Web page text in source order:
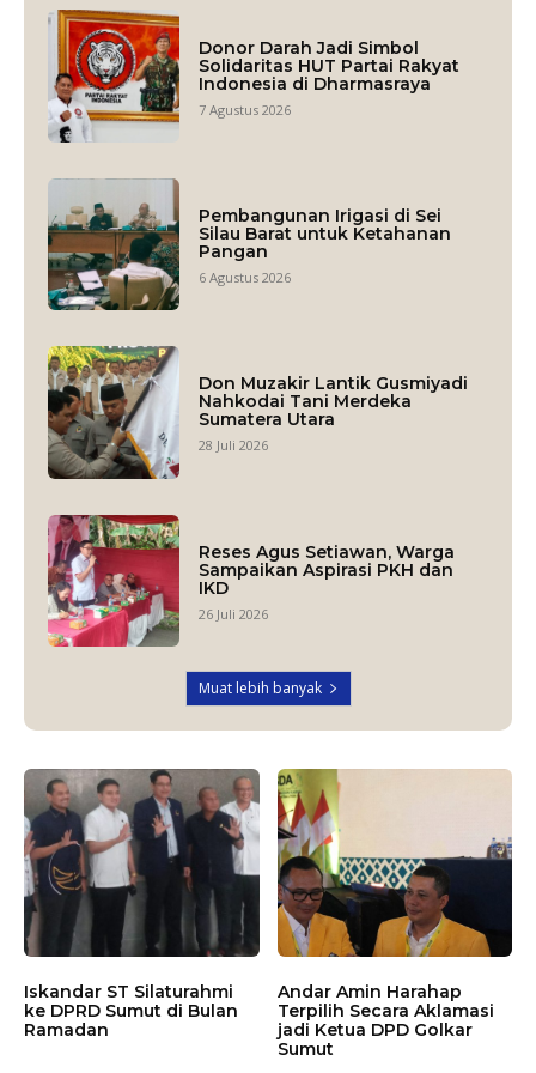
Donor Darah Jadi Simbol
Solidaritas HUT Partai Rakyat
Indonesia di Dharmasraya
7 Agustus 2026
Pembangunan Irigasi di Sei
Silau Barat untuk Ketahanan
Pangan
6 Agustus 2026
Don Muzakir Lantik Gusmiyadi
Nahkodai Tani Merdeka
Sumatera Utara
28 Juli 2026
Reses Agus Setiawan, Warga
Sampaikan Aspirasi PKH dan
IKD
26 Juli 2026
Muat lebih banyak
Iskandar ST Silaturahmi
ke DPRD Sumut di Bulan
Ramadan
Andar Amin Harahap
Terpilih Secara Aklamasi
jadi Ketua DPD Golkar
Sumut